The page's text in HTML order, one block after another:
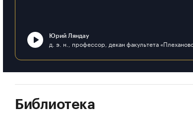
Юрий Ляндау
Библиотека